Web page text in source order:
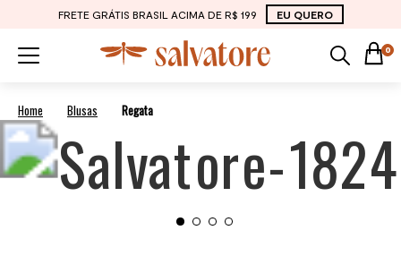
FRETE GRÁTIS BRASIL ACIMA DE R$ 199 EU QUERO
0
Blusas Regata